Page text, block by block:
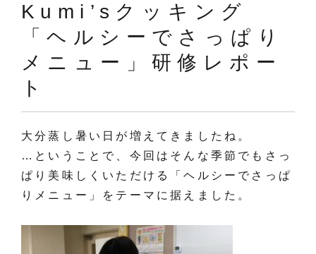
Kumi’sクッキング
「ヘルシーでさっぱり
メニュー」研修レポー
ト
大分蒸し暑い日が増えてきましたね。
…ということで、今回はそんな季節でもさっ
ぱり美味しくいただける「ヘルシーでさっぱ
りメニュー」をテーマに据えました。